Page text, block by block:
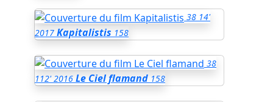
38 14'
2017 Kapitalistis 158
38
112' 2016 Le Ciel flamand 158